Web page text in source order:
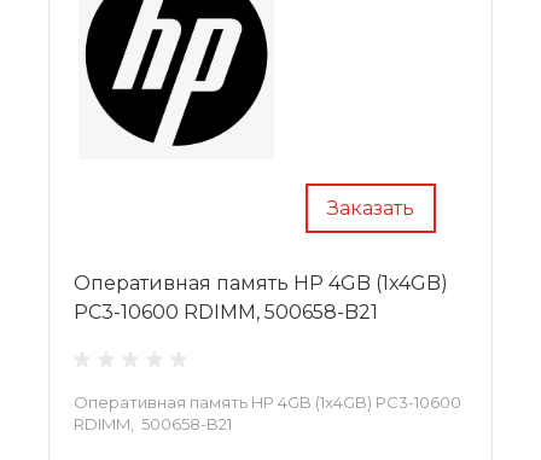
Заказать
Оперативная память HP 4GB (1x4GB)
PC3-10600 RDIMM, 500658-B21
Оперативная память HP 4GB (1x4GB) PC3-10600
RDIMM, 500658-B21